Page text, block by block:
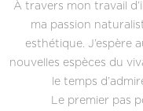
À travers mon travail
ma passion
esthétique. J’espère
nouvelles espèces du
le temps
Le premier pas